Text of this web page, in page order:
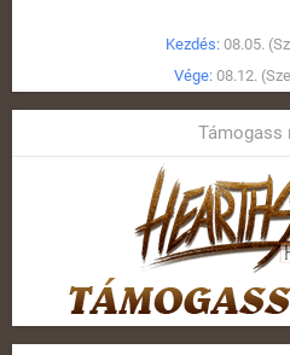
Kezdés: 08.05.
Vége: 08.12.
Támogass